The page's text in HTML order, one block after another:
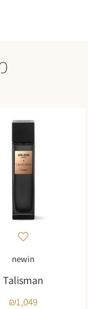
newin
Talisman
₪1,049